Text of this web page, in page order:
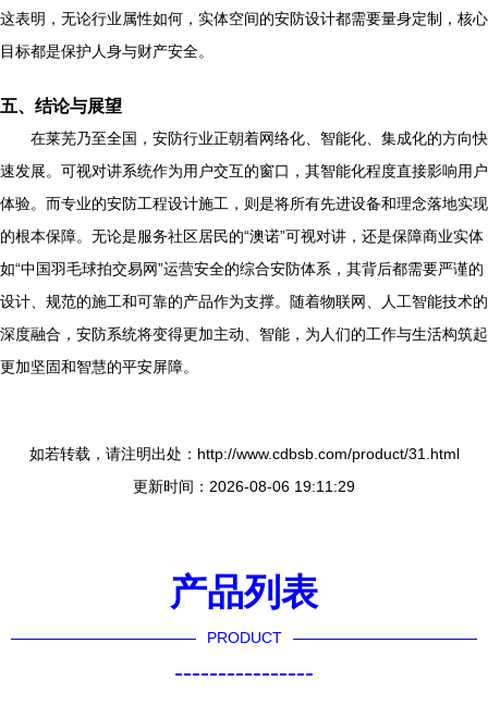
这表明，无论行业属性如何，实体空间的安防设计都需要量身定制，核心
目标都是保护人身与财产安全。
五、结论与展望
在莱芜乃至全国，安防行业正朝着网络化、智能化、集成化的方向快
速发展。可视对讲系统作为用户交互的窗口，其智能化程度直接影响用户
体验。而专业的安防工程设计施工，则是将所有先进设备和理念落地实现
的根本保障。无论是服务社区居民的“澳诺”可视对讲，还是保障商业实体
如“中国羽毛球拍交易网”运营安全的综合安防体系，其背后都需要严谨的
设计、规范的施工和可靠的产品作为支撑。随着物联网、人工智能技术的
深度融合，安防系统将变得更加主动、智能，为人们的工作与生活构筑起
更加坚固和智慧的平安屏障。
如若转载，请注明出处：http://www.cdbsb.com/product/31.html
更新时间：2026-08-06 19:11:29
产品列表
PRODUCT
----------------